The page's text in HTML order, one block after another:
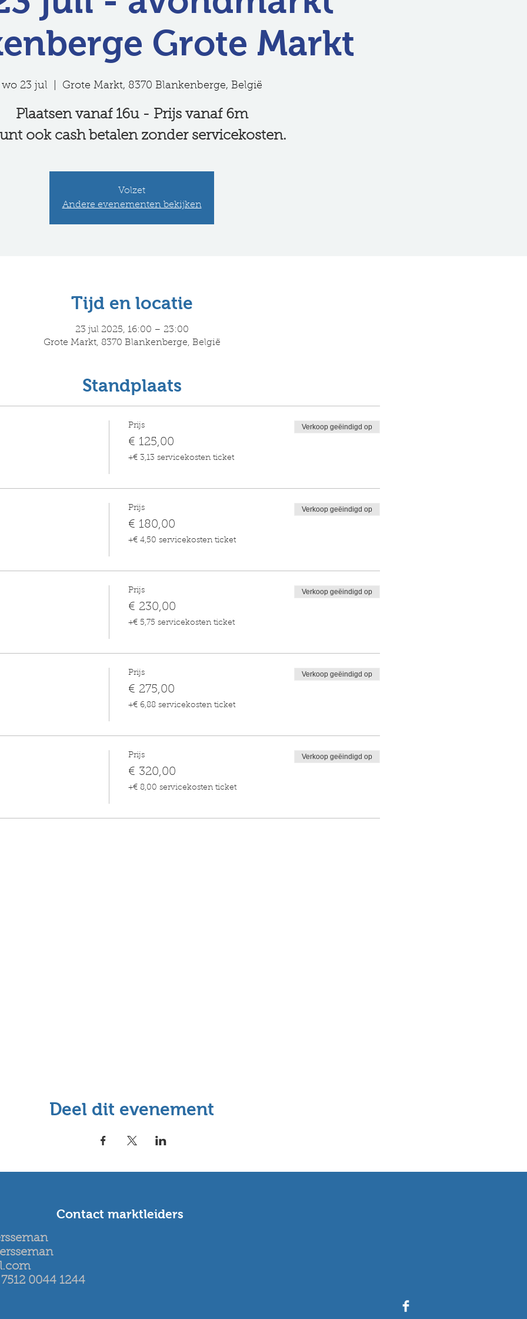
Grote Markt
wo 23 jul Grote Markt, 8370 Blankenberge, België
Plaatsen vanaf 16u - Prijs vanaf 6m
ook cash betalen zonder servicekosten.
Volzet
Andere evenementen bekijken
Tijd en locatie
23 jul 2025, 16:00 – 23:00
Grote Markt, 8370 Blankenberge, België
Standplaats
Prijs
€ 125,00
+€ 3,13 servicekosten ticket
Verkoop geëindigd op
Prijs
€ 180,00
+€ 4,50 servicekosten ticket
Verkoop geëindigd op
Prijs
€ 230,00
+€ 5,75 servicekosten ticket
Verkoop geëindigd op
Prijs
€ 275,00
+€ 6,88 servicekosten ticket
Verkoop geëindigd op
Prijs
€ 320,00
+€ 8,00 servicekosten ticket
Verkoop geëindigd op
Deel dit evenement
Contact marktleiders
0044 1244